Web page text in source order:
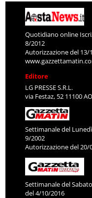
Quotidiano online
8/2012
Autorizzazione del 13/
Editore
LG PRESSE S.R.L.
via Festaz, 52 11100
Settimanale del
9/2002
Autorizzazione del 20/
Settimanale del
del 4/10/2016